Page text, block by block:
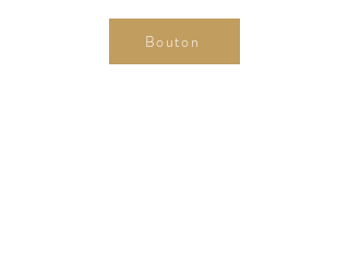
Bouton